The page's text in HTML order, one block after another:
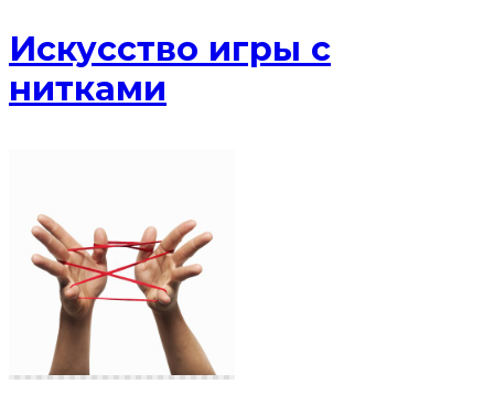
Искусство игры с
нитками